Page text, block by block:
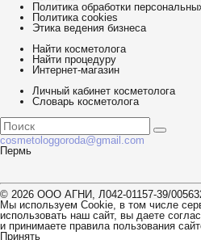
Политика обработки
Политика cookies
Этика ведения бизнеса
Найти косметолога
Найти процедуру
Интернет-магазин
Личный кабинет косметолога
Словарь косметолога
cosmetologgoroda@gmail.com
Пермь
© 2026 ООО АГНИ, Л042-01157-39/
Мы используем Cookie, в том числе
использовать наш сайт, вы даете
и принимаете правила пользования
Принять